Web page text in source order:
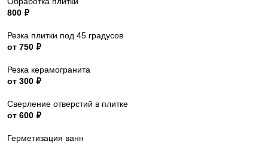
800 ₽
Резка плитки под 45 градусов
от 750 ₽
Резка керамогранита
от 300 ₽
Сверление отверстий в плитке
от 600 ₽
Герметизация ванн